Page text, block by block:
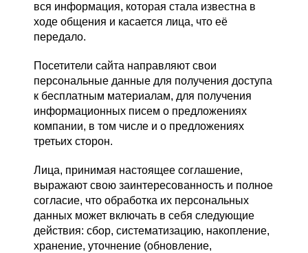
вся информация, которая стала известна в
ходе общения и касается лица, что её
передало.
Посетители сайта направляют свои
персональные данные для получения доступа
к бесплатным материалам, для получения
информационных писем о предложениях
компании, в том числе и о предложениях
третьих сторон.
Лица, принимая настоящее соглашение,
выражают свою заинтересованность и полное
согласие, что обработка их персональных
данных может включать в себя следующие
действия: сбор, систематизацию, накопление,
хранение, уточнение (обновление,